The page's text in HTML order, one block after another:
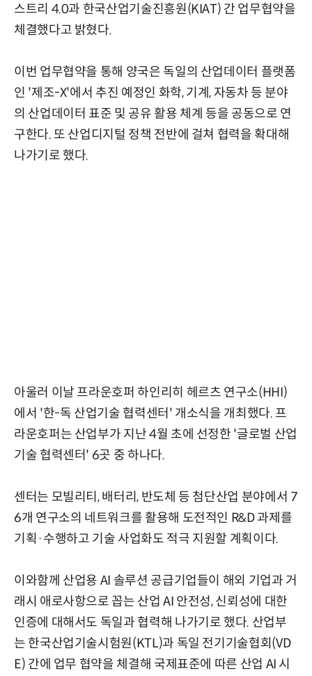
스트리 4.0과 한국산업기술진흥원(KIAT) 간 업무협약을
체결했다고 밝혔다.
이번 업무협약을 통해 양국은 독일의 산업데이터 플랫폼
인 '제조-X'에서 추진 예정인 화학, 기계, 자동차 등 분야
의 산업데이터 표준 및 공유 활용 체계 등을 공동으로 연
구한다. 또 산업디지털 정책 전반에 걸쳐 협력을 확대해
나가기로 했다.
아울러 이날 프라운호퍼 하인리히 헤르츠 연구소(HHI)
에서 '한-독 산업기술 협력센터' 개소식을 개최했다. 프
라운호퍼는 산업부가 지난 4월 초에 선정한 '글로벌 산업
기술 협력센터' 6곳 중 하나다.
센터는 모빌리티, 배터리, 반도체 등 첨단산업 분야에서 7
6개 연구소의 네트워크를 활용해 도전적인 R&D 과제를
기획·수행하고 기술 사업화도 적극 지원할 계획이다.
이와함께 산업용 AI 솔루션 공급기업들이 해외 기업과 거
래시 애로사항으로 꼽는 산업 AI 안전성, 신뢰성에 대한
인증에 대해서도 독일과 협력해 나가기로 했다. 산업부
는 한국산업기술시험원(KTL)과 독일 전기기술협회(VD
E) 간에 업무 협약을 체결해 국제표준에 따른 산업 AI 시